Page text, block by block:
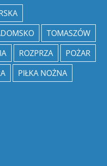
TOMASZÓW
ROZPRZA
POŻAR
PIŁKA NOŻNA